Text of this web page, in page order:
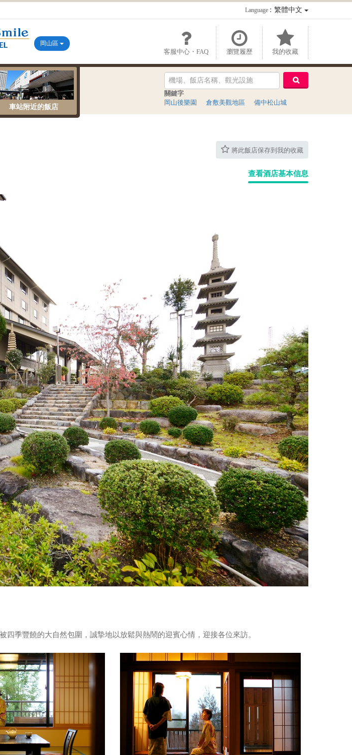
Language：繁體中文
客服中心・FAQ 瀏覽履歷 我的收藏
岡山區
車站附近的飯店
關鍵字
岡山後樂園
倉敷美觀地區 備中松山城
將此飯店保存到我的收藏
查看酒店基本信息
季豐饒的大自然包圍，誠摯地以放鬆與熱鬧的迎賓心情，迎接各位來訪。